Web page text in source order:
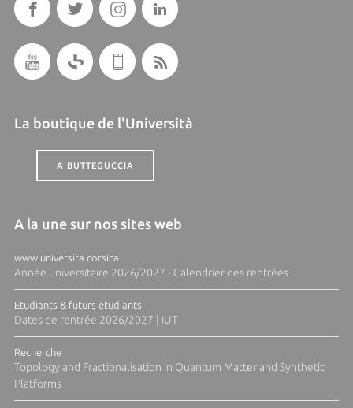
La boutique de l'Università
A BUTTEGUCCIA
A la une sur nos sites web
www.universita.corsica
Année universitaire 2026/2027 - Calendrier des rentrées
Etudiants & futurs étudiants
Dates de rentrée 2026/2027 | IUT
Recherche
Topology and Fractionalisation in Quantum Matter and Synthetic
Platforms